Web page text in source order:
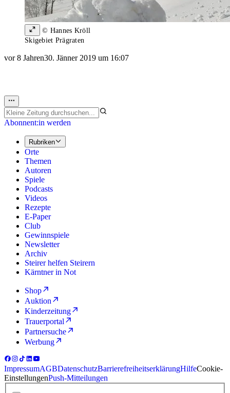
© Hannes Kröll
Skigebiet Prägraten
vor 8 Jahren30. Jänner 2019 um 16:07
Abonnent:in werden
Rubriken
Orte
Themen
Autoren
Spiele
Podcasts
Videos
Rezepte
E-Paper
Club
Gewinnspiele
Newsletter
Archiv
Steirer helfen Steirern
Kärntner in Not
Shop
Auktion
Kinderzeitung
Trauerportal
Partnersuche
Werbung
ImpressumAGBDatenschutzBarrierefreiheitserklärungHilfeCookie-
EinstellungenPush-Mitteilungen